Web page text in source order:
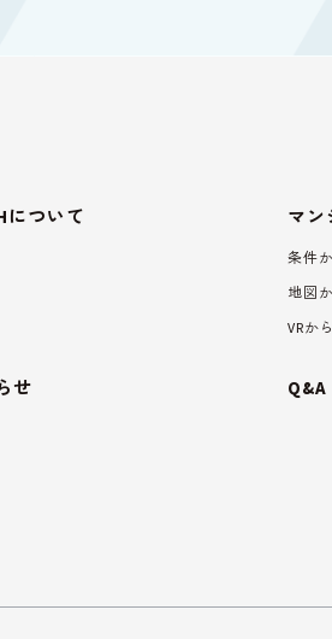
について マン
条件
地図
VRか
せ Q&A